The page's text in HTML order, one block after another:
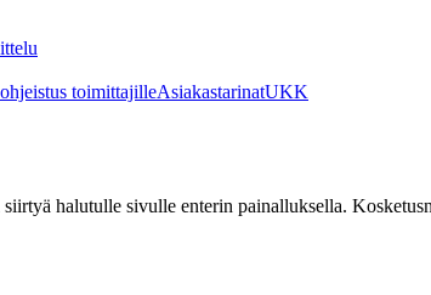
toimittajilleAsiakastarinatUKK
halutulle sivulle enterin painalluksella.